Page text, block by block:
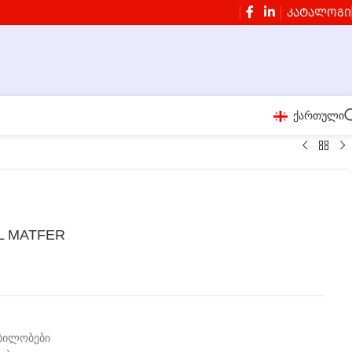
ᲙᲐᲢᲐᲚᲝᲒᲘ
ქართული
MATFER